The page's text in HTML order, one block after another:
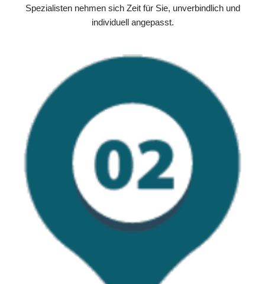
Spezialisten nehmen sich Zeit für Sie, unverbindlich und
individuell angepasst.